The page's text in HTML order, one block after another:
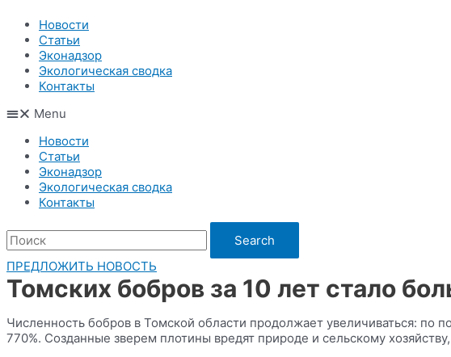
Новости
Статьи
Эконадзор
Экологическая сводка
Контакты
Menu
Новости
Статьи
Эконадзор
Экологическая сводка
Контакты
Search
ПРЕДЛОЖИТЬ НОВОСТЬ
Томских бобров за 10 лет стало
Численность бобров в Томской области продолжает увеличиваться: по
770%. Созданные зверем плотины вредят природе и сельскому